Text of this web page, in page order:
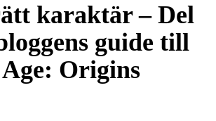
karaktär – Del
guide till
Origins